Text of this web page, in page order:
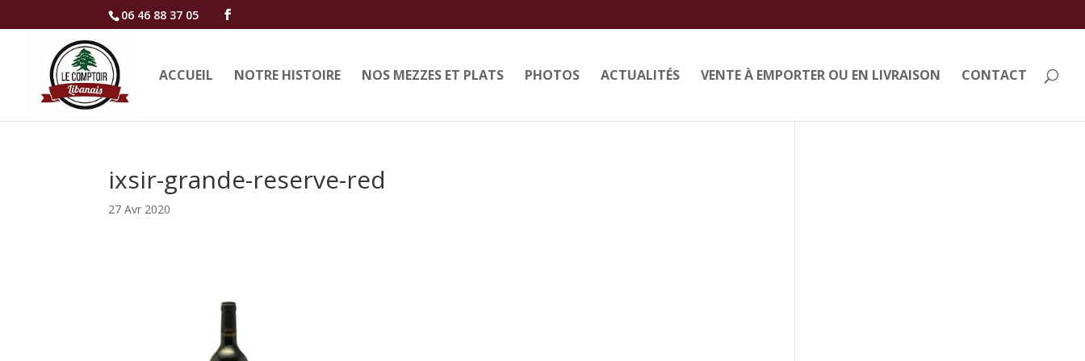
06 46 88 37 05
ACCUEIL NOTRE HISTOIRE NOS MEZZES ET PLATS PHOTOS ACTUALITÉS VENTE À EMPORTER OU EN LIVRAISON CONTACT
ixsir-grande-reserve-red
27 Avr 2020